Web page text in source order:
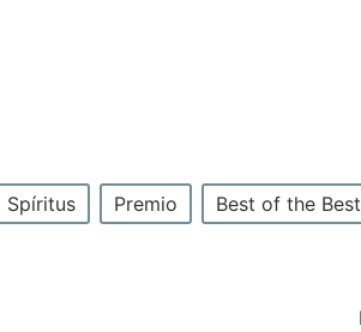
Spíritus Premio Best of the Best